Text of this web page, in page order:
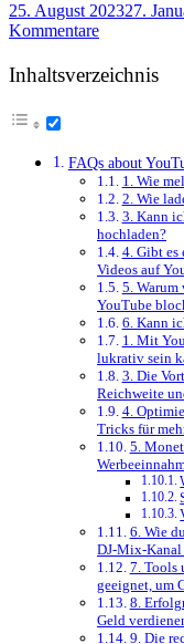
25. August 202327.
Kommentare
Inhaltsverzeichnis
FAQs about
1. Wie
2. Wie
3. Kann
hochladen?
4. Gibt es
Videos auf
5. Warum
YouTube
6. Kann
1. Mit
lukrativ sein
3. Die
Reichweite
4.
Tricks für​
5.
6. Wie
DJ-Mix-Kanal
7. Tools
geeignet, um
8.
Geld
9. Die